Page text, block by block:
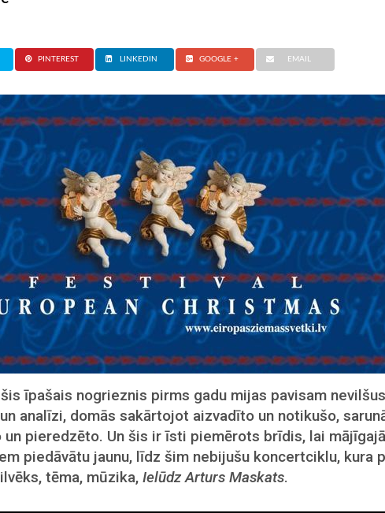
PINTEREST LINKEDIN GOOGLE + EMAIL
īpašais nogrieznis pirms gadu mijas pavisam
analīzi, domās sakārtojot aizvadīto un notikušo,
pieredzēto. Un šis ir īsti piemērots brīdis, lai
piedāvātu jaunu, līdz šim nebijušu koncertciklu, kura
tēma, mūzika, Ielūdz Arturs Maskats.